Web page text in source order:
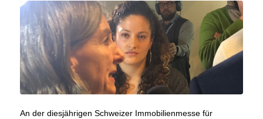
An der diesjährigen Schweizer Immobilienmesse für